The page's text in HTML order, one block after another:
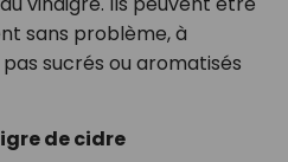
sans problème, à
sucrés ou aromatisés
de cidre